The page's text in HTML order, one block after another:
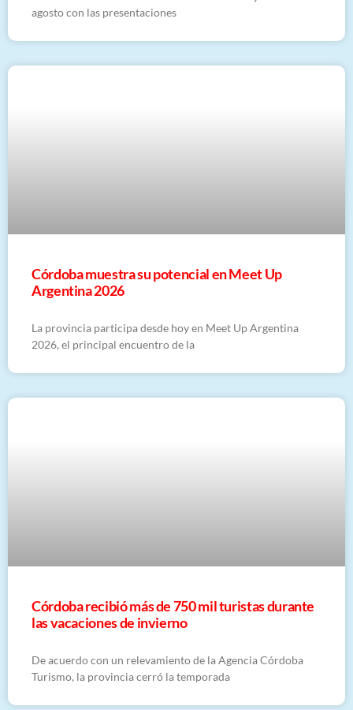
agosto con las presentaciones
Córdoba muestra su potencial en Meet Up
Argentina 2026
La provincia participa desde hoy en Meet Up Argentina
2026, el principal encuentro de la
Córdoba recibió más de 750 mil turistas durante
las vacaciones de invierno
De acuerdo con un relevamiento de la Agencia Córdoba
Turismo, la provincia cerró la temporada